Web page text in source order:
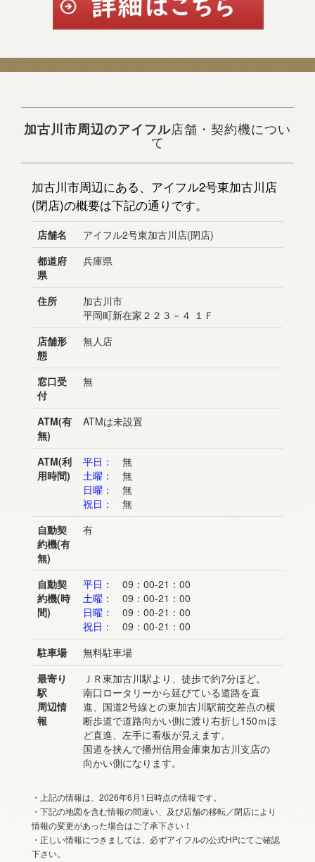
加古川市周辺のアイフル店舗・契約機につい
て
加古川市周辺にある、アイフル2号東加古川店
(閉店)の概要は下記の通りです。
店舗名
アイフル2号東加古川店(閉店)
都道府
県
兵庫県
住所
加古川市
平岡町新在家２２３－４ １Ｆ
店舗形
態
無人店
窓口受
付
無
ATM(有
無)
ATMは未設置
ATM(利
用時間)
平日：
無
土曜：
無
日曜：
無
祝日：
無
自動契
約機(有
無)
有
自動契
約機(時
間)
平日：
09：00-21：00
土曜：
09：00-21：00
日曜：
09：00-21：00
祝日：
09：00-21：00
駐車場
無料駐車場
最寄り
駅
周辺情
報
ＪＲ東加古川駅より、徒歩で約7分ほど。
南口ロータリーから延びている道路を直
進、国道2号線との東加古川駅前交差点の横
断歩道で道路向かい側に渡り右折し150ｍほ
ど直進、左手に看板が見えます。
国道を挟んで播州信用金庫東加古川支店の
向かい側になります。
・上記の情報は、2026年6月1日時点の情報です。
・下記の地図を含む情報の間違い、及び店舗の移転／閉店により
情報の変更があった場合はご了承下さい！
・正しい情報につきましては、必ずアイフルの公式HPにてご確認
下さい。